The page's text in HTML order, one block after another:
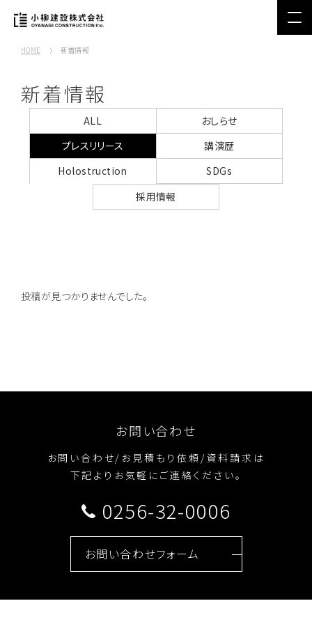
HOME 新着情報
新着情報
ALL
おしらせ
プレスリリース
講演歴
Holostruction
SDGs
採用情報
投稿が見つかりませんでした。
お問い合わせ
お問い合わせ/お見積もり依頼/資料請求は
下記よりお気軽にご連絡ください。
0256-32-0006
お問い合わせフォーム